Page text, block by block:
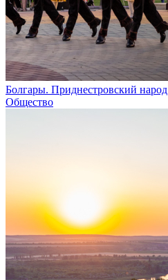
Болгары. Приднестровский народ
Общество